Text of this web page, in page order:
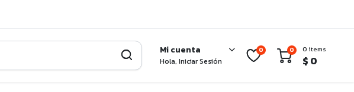
Mi cuenta
Hola, Iniciar Sesión
0 0 0 items
$ 0